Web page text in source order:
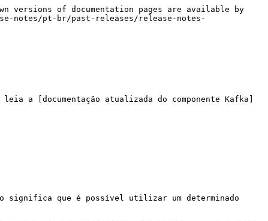
versions of documentation pages are available by
notes/pt-br/past-releases/release-notes-
a [documentação atualizada do componente Kafka]
significa que é possível utilizar um determinado